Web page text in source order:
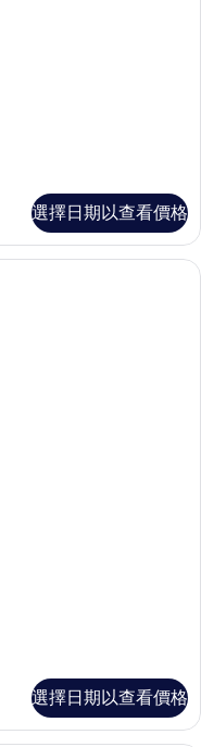
選擇日期以查看價格
選擇日期以查看價格